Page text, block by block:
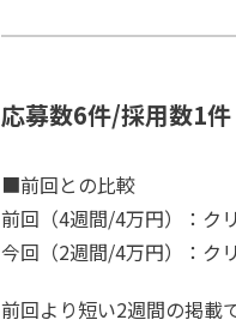
応募数6件/採用数1件
■前回との比較
前回（4週間/4万円）：ク
今回（2週間/4万円）：ク
前回より短い2週間の掲載